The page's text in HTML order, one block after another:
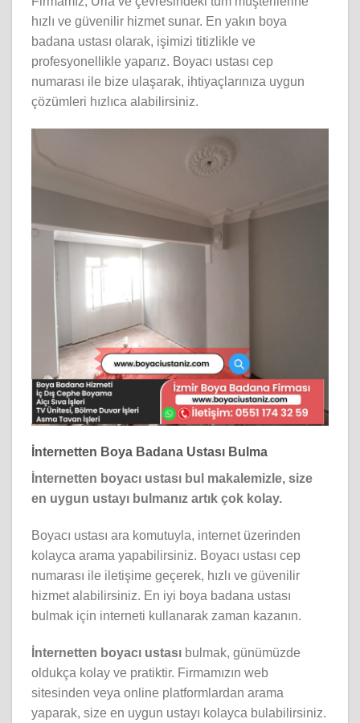
hızlı ve güvenilir hizmet sunar. En yakın boya
badana ustası olarak, işimizi titizlikle ve
profesyonellikle yaparız. Boyacı ustası cep
numarası ile bize ulaşarak, ihtiyaçlarınıza uygun
çözümleri hızlıca alabilirsiniz.
İnternetten Boya Badana Ustası Bulma
İnternetten boyacı ustası bul makalemizle, size
en uygun ustayı bulmanız artık çok kolay.
Boyacı ustası ara komutuyla, internet üzerinden
kolayca arama yapabilirsiniz. Boyacı ustası cep
numarası ile iletişime geçerek, hızlı ve güvenilir
hizmet alabilirsiniz. En iyi boya badana ustası
bulmak için interneti kullanarak zaman kazanın.
İnternetten boyacı ustası bulmak, günümüzde
oldukça kolay ve pratiktir. Firmamızın web
sitesinden veya online platformlardan arama
yaparak, size en uygun ustayı kolayca bulabilirsiniz.